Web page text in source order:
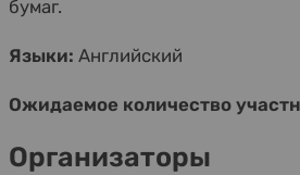
бумаг.
Языки: Английский
Ожидаемое количество
Организаторы